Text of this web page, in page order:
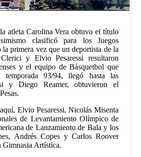
atleta Carolina Vera obtuvo el título
clasificó para los Juegos
primera vez que un deportista de la
y Elvio Pesaressi resultaron
y el equipo de Básquetbol que
93/94, llegó hasta las
y Diego Reamer, obtuvieron el
Elvio Pesaressi, Nicolás Misenta
de Levantamiento Olímpico de
de Lanzamiento de Bala y los
Andrés Copes y Carlos Roover
Gimnasia Artística.